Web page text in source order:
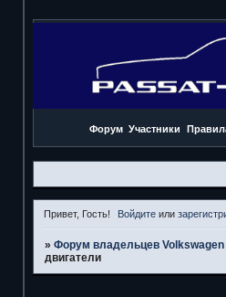
Форум Участники
Привет, Гость! Войдите или
» Форум владельцев
двигатели